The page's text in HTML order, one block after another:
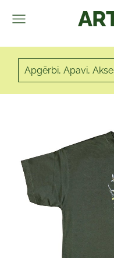
Apgērbi, Apavi,